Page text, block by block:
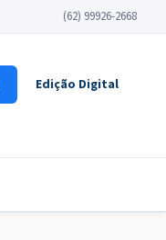
(62) 99926-2668
Edição Digital